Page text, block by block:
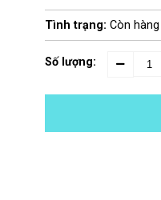
Tình trạng: Còn hàng
Số lượng: